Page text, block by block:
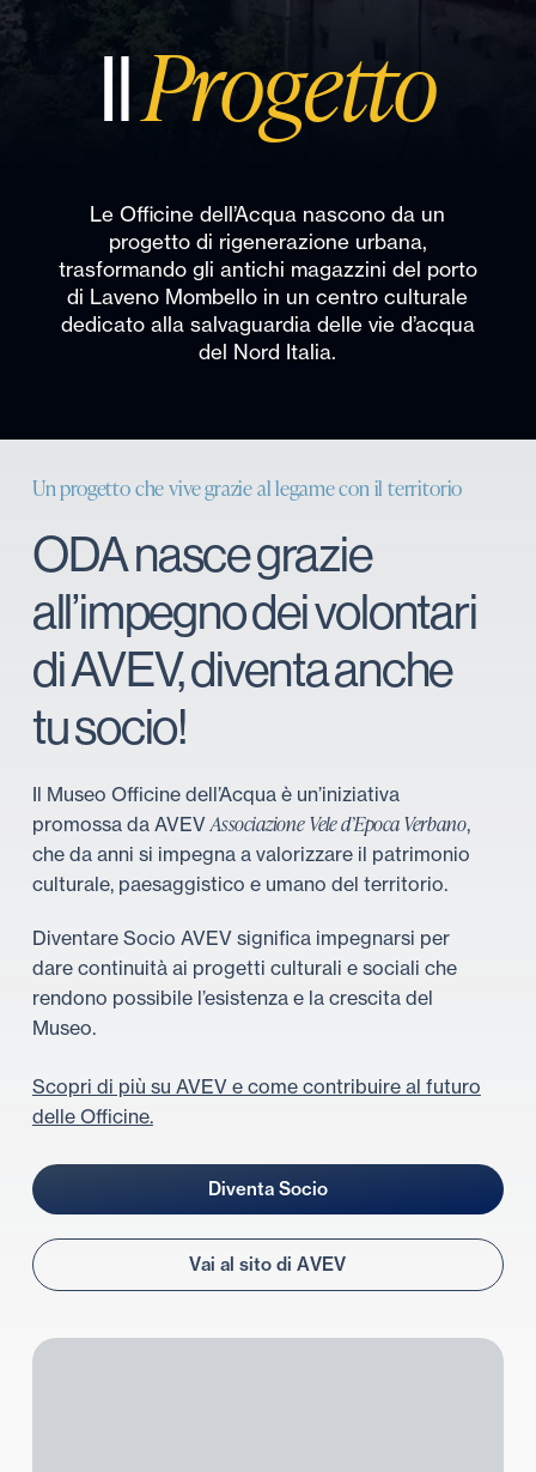
IlProgetto
Le Officine dell’Acqua nascono da un
progetto di rigenerazione urbana,
trasformando gli antichi magazzini del porto
di Laveno Mombello in un centro culturale
dedicato alla salvaguardia delle vie d’acqua
del Nord Italia.
Un progetto che vive grazie al legame con il territorio
ODA nasce grazie
all’impegno dei volontari
di AVEV, diventa anche
tu socio!
Il Museo Officine dell’Acqua è un’iniziativa
promossa da AVEVAssociazione Vele d’Epoca Verbano,
che da anni si impegna a valorizzare il patrimonio
culturale, paesaggistico e umano del territorio.
Diventare Socio AVEV significaimpegnarsi per
dare continuità ai progetti culturali e sociali che
rendono possibile l’esistenza e la crescita del
Museo.
Scopri di più su AVEV e come contribuire al futuro
delle Officine.
Diventa Socio
Vai al sito di AVEV